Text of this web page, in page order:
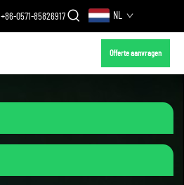
+86-0571-85826917 NL
Offerte aanvragen